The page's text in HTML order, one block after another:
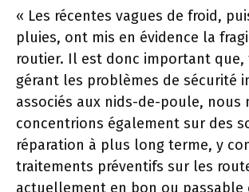
« Les récentes vagues de froid,
pluies, ont mis en évidence la
routier. Il est donc important que,
gérant les problèmes de sécurité
associés aux nids-de-poule, nous
concentrions également sur des
réparation à plus long terme, y
traitements préventifs sur les
actuellement en bon ou